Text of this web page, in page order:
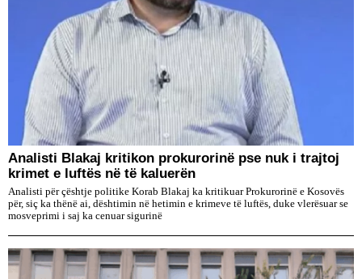
​Analisti Blakaj kritikon prokurorinë pse nuk i trajtoj
krimet e luftës në të kaluerën
Analisti për çështje politike Korab Blakaj ka kritikuar Prokurorinë e Kosovës
për, siç ka thënë ai, dështimin në hetimin e krimeve të luftës, duke vlerësuar se
mosveprimi i saj ka cenuar sigurinë